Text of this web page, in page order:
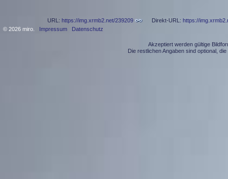
URL: https://img.xrmb2.net/239209 Direkt-URL: https://
© 2026 miro. Impressum Datenschutz
Akzeptiert werden gültige
Die restlichen Angaben sind optional,